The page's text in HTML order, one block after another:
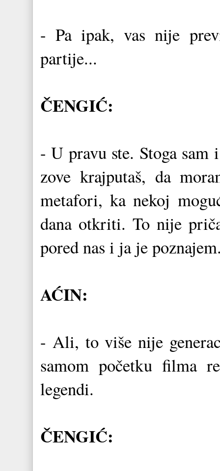
- Pa ipak, vas nije
partije...
ČENGIĆ:
- U pravu ste. Stoga
zove krajputaš, da
metafori, ka nekoj
dana otkriti. To nije
pored nas i ja je
AĆIN:
- Ali, to više nije
samom početku filma
legendi.
ČENGIĆ: